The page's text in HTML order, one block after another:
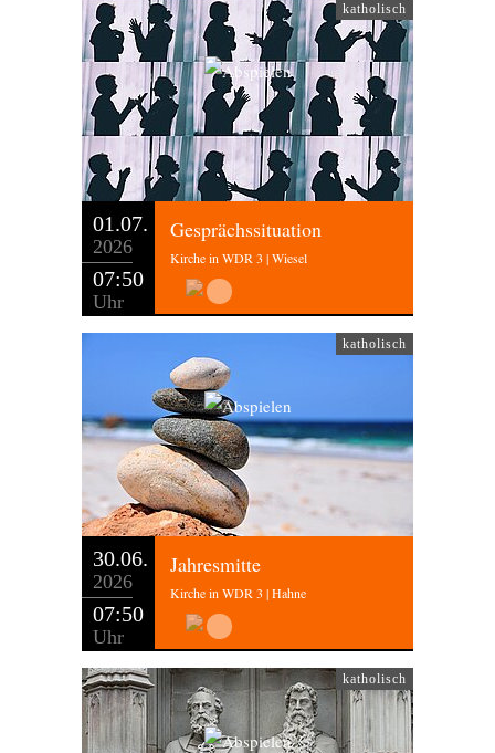
katholisch
01.07.
2026
07:50
Uhr
Gesprächssituation
Kirche in WDR 3 | Wiesel
katholisch
30.06.
2026
07:50
Uhr
Jahresmitte
Kirche in WDR 3 | Hahne
katholisch